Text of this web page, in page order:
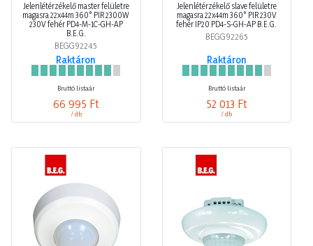
Jelenlétérzékelő master felületre
magasra 22x44m 360° PIR 2300W
230V fehér PD4-M-1C-GH-AP
B.E.G.
BEGG92245
Raktáron
Bruttó listaár
66 995 Ft
/ db
Jelenlétérzékelő slave felületre
magasra 22x44m 360° PIR 230V
fehér IP20 PD4-S-GH-AP B.E.G.
BEGG92265
Raktáron
Bruttó listaár
52 013 Ft
/ db